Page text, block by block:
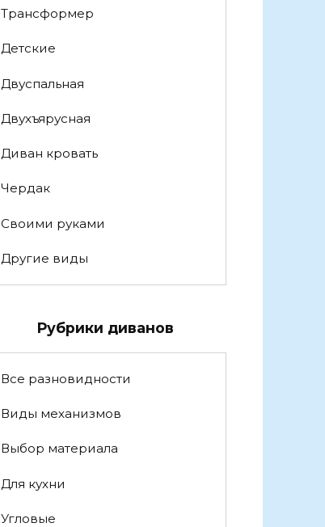
Трансформер
Детские
Двуспальная
Двухъярусная
Диван кровать
Чердак
Своими руками
Другие виды
Рубрики диванов
Все разновидности
Виды механизмов
Выбор материала
Для кухни
Угловые